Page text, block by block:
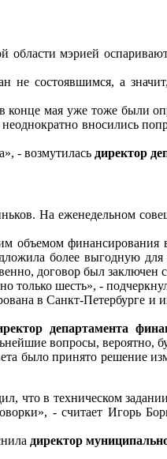
мэрией
состоявшимся, а
мая уже тоже были
вносились
- возмутилась директор
На еженедельном
объемом
более выгодную
договор был заключен
только шесть», -
в Санкт-Петербурге и
департамента
вопросы, вероятно,
было принято
что в техническом
- считает Игорь
директор